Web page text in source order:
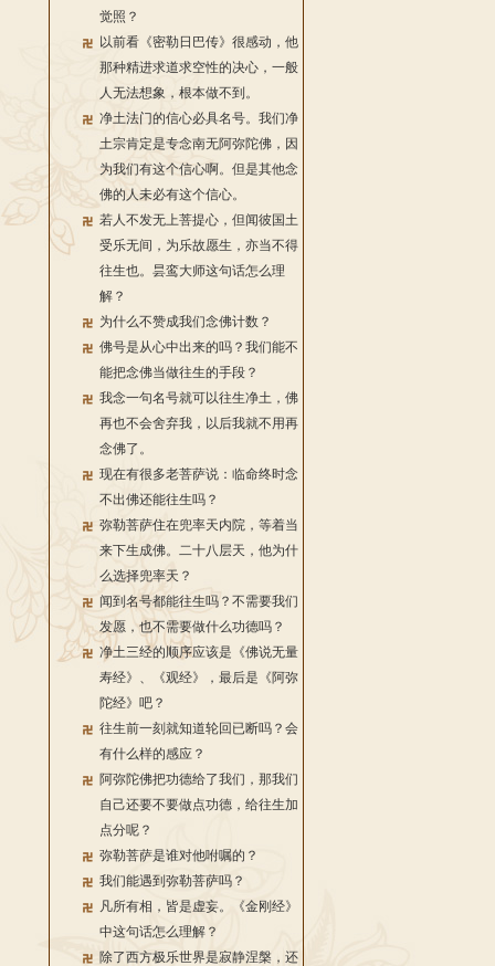
觉照？
以前看《密勒日巴传》很感动，他
那种精进求道求空性的决心，一般
人无法想象，根本做不到。
净土法门的信心必具名号。我们净
土宗肯定是专念南无阿弥陀佛，因
为我们有这个信心啊。但是其他念
佛的人未必有这个信心。
若人不发无上菩提心，但闻彼国土
受乐无间，为乐故愿生，亦当不得
往生也。昙鸾大师这句话怎么理
解？
为什么不赞成我们念佛计数？
佛号是从心中出来的吗？我们能不
能把念佛当做往生的手段？
我念一句名号就可以往生净土，佛
再也不会舍弃我，以后我就不用再
念佛了。
现在有很多老菩萨说：临命终时念
不出佛还能往生吗？
弥勒菩萨住在兜率天内院，等着当
来下生成佛。二十八层天，他为什
么选择兜率天？
闻到名号都能往生吗？不需要我们
发愿，也不需要做什么功德吗？
净土三经的顺序应该是《佛说无量
寿经》、《观经》，最后是《阿弥
陀经》吧？
往生前一刻就知道轮回已断吗？会
有什么样的感应？
阿弥陀佛把功德给了我们，那我们
自己还要不要做点功德，给往生加
点分呢？
弥勒菩萨是谁对他咐嘱的？
我们能遇到弥勒菩萨吗？
凡所有相，皆是虚妄。《金刚经》
中这句话怎么理解？
除了西方极乐世界是寂静涅槃，还